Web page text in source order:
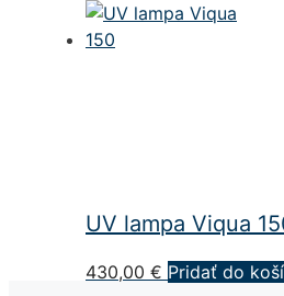
UV lampa Viqua
430,00 € Pridať do